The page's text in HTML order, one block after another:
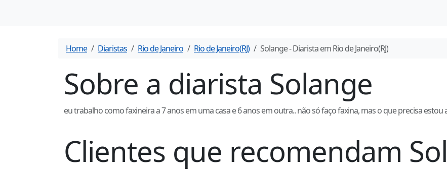
Home Diaristas Rio de Janeiro Rio de Janeiro(RJ) Solange- Diarista emRio de Janeiro(RJ)
Sobre a diarista Solange
eu trabalho como faxineira a 7 anos em uma casa e 6 anos em outra.. não só faço faxina, mas o que precisa estou
Clientes que recomendam